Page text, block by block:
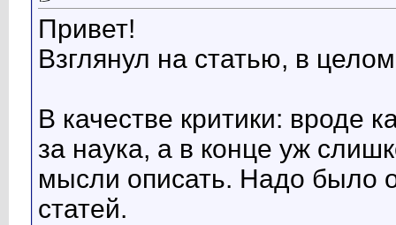
Привет!
Взглянул на статью, в
В качестве критики: вроде
за наука, а в конце уж
мысли описать. Надо было
статей.